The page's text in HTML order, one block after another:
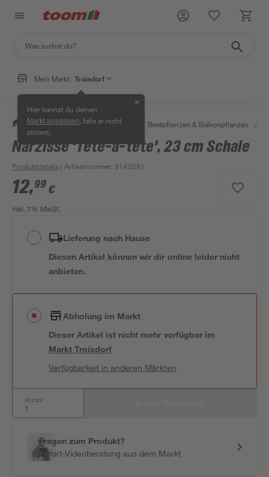
Mein Markt: Troisdorf
Hier kannst du deinen
Markt anpassen , falls er nicht
stimmt.
✕
/ Garten & Freizeit / Pflanzen Beetpflanzen & Balkonpflanzen /
Narzisse 'Tete-a-tete', 23 cm Schale
Produktdetails | Artikelnummer: 8140281
12,99 €
inkl. 7% MwSt.
Lieferung nach Hause
Diesen Artikel können wir dir online leider nicht
anbieten.
Abholung im Markt
Dieser Artikel ist nicht mehr verfügbar im
MarktTroisdorf
Verfügbarkeit in anderen Märkten
Anzahl:
Fragen zum Produkt?
Sofort-Videoberatung aus dem Markt